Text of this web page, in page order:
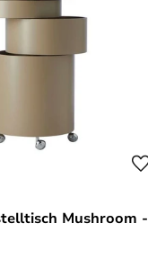
Mushroom -